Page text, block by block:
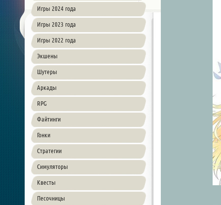
Игры 2024 года
Игры 2023 года
Игры 2022 года
Экшены
Шутеры
Аркады
RPG
Файтинги
Гонки
Стратегии
Симуляторы
Квесты
Песочницы